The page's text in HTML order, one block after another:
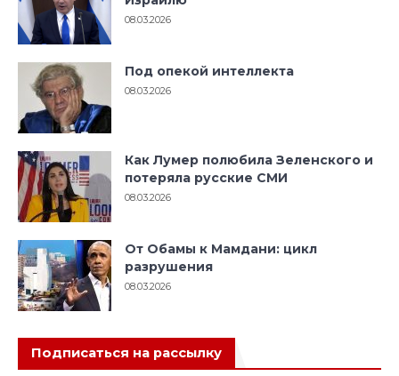
08.03.2026
Под опекой интеллекта
08.03.2026
Как Лумер полюбила Зеленского и
потеряла русские СМИ
08.03.2026
От Обамы к Мамдани: цикл
разрушения
08.03.2026
Подписаться на рассылку